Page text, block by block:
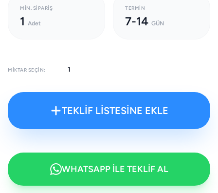
MIN. SIPARIŞ
1 Adet
TERMIN
7-14 GÜN
MIKTAR SEÇIN:
TEKLİF LİSTESİNE EKLE
WHATSAPP İLE TEKLİF AL